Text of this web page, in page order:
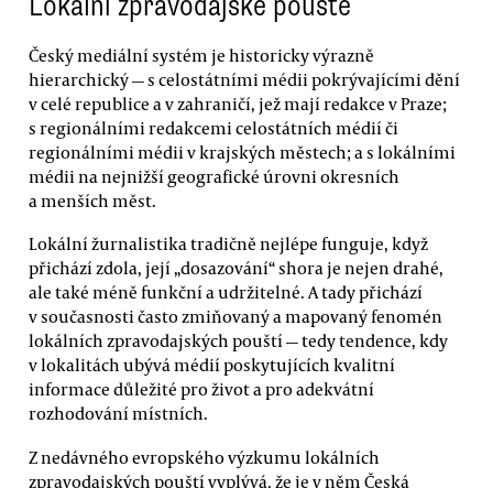
Český mediální systém je historicky výrazně
hierarchický — s celostátními médii pokrývajícími dění
v celé republice a v zahraničí, jež mají redakce v Praze;
s regionálními redakcemi celostátních médií či
regionálními médii v krajských městech; a s lokálními
médii na nejnižší geografické úrovni okresních
a menších měst.
Lokální žurnalistika tradičně nejlépe funguje, když
přichází zdola, její „dosazování“ shora je nejen drahé,
ale také méně funkční a udržitelné. A tady přichází
v současnosti často zmiňovaný a mapovaný fenomén
lokálních zpravodajských pouští — tedy tendence, kdy
v lokalitách ubývá médií poskytujících kvalitní
informace důležité pro život a pro adekvátní
rozhodování místních.
Z nedávného evropského výzkumu lokálních
zpravodajských pouští vyplývá, že je v něm Česká